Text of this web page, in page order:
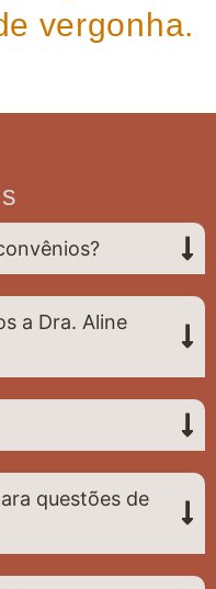
vergonha.
a Dra. Aline
questões de